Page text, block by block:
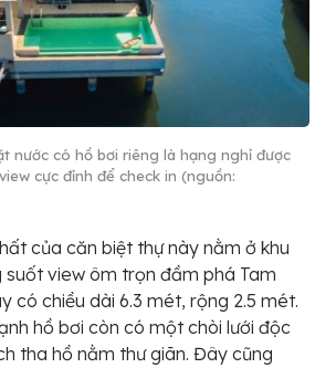
nước có hồ bơi riêng là hạng nghỉ được
cực đỉnh để check in (nguồn:
của căn biệt thự này nằm ở khu
view ôm trọn đầm phá Tam
có chiều dài 6.3 mét, rộng 2.5 mét.
hồ bơi còn có một chòi lưới độc
tha hồ nằm thư giãn. Đây cũng